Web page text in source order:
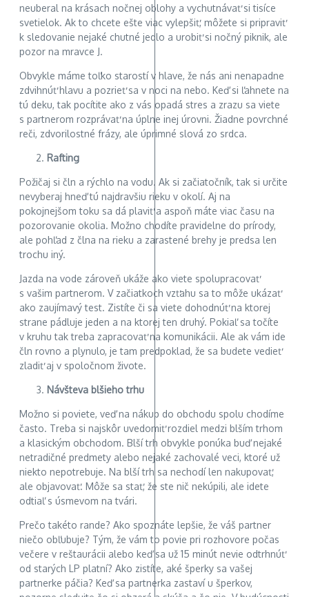
neuberal na krásach nočnej oblohy a vychutnávať si tisíce
svetielok. Ak to chcete ešte viac vylepšiť, môžete si pripraviť
k sledovanie nejaké chutné jedlo a urobiť si nočný piknik, ale
pozor na mravce J.
Obvykle máme toľko starostí v hlave, že nás ani nenapadne
zdvihnúť hlavu a pozrieť sa v noci na nebo. Keď si ľahnete na
tú deku, tak pocítite ako z vás opadá stres a zrazu sa viete
s partnerom rozprávať na úplne inej úrovni. Žiadne povrchné
reči, zdvorilostné frázy, ale úprimné slová zo srdca.
Rafting
Požičaj si čln a rýchlo na vodu. Ak si začiatočník, tak si určite
nevyberaj hneď tú najdravšiu rieku v okolí. Aj na
pokojnejšom toku sa dá plaviť a aspoň máte viac času na
pozorovanie okolia. Možno chodíte pravidelne do prírody,
ale pohľad z člna na rieku a zarastené brehy je predsa len
trochu iný.
Jazda na vode zároveň ukáže ako viete spolupracovať
s vašim partnerom. V začiatkoch vzťahu sa to môže ukázať
ako zaujímavý test. Zistíte či sa viete dohodnúť na ktorej
strane pádluje jeden a na ktorej ten druhý. Pokiaľ sa točíte
v kruhu tak treba zapracovať na komunikácii. Ale ak vám ide
čln rovno a plynulo, je tam predpoklad, že sa budete vedieť
zladiť aj v spoločnom živote.
Návšteva blšieho trhu
Možno si poviete, veď na nákup do obchodu spolu chodíme
často. Treba si najskôr uvedomiť rozdiel medzi blším trhom
a klasickým obchodom. Blší trh obvykle ponúka buď nejaké
netradičné predmety alebo nejaké zachovalé veci, ktoré už
niekto nepotrebuje. Na blší trh sa nechodí len nakupovať,
ale objavovať. Môže sa stať, že ste nič nekúpili, ale idete
odtiaľ s úsmevom na tvári.
Prečo takéto rande? Ako spoznáte lepšie, že váš partner
niečo obľubuje? Tým, že vám to povie pri rozhovore počas
večere v reštaurácii alebo keď sa už 15 minút nevie odtrhnúť
od starých LP platní? Ako zistíte, aké šperky sa vašej
partnerke páčia? Keď sa partnerka zastaví u šperkov,